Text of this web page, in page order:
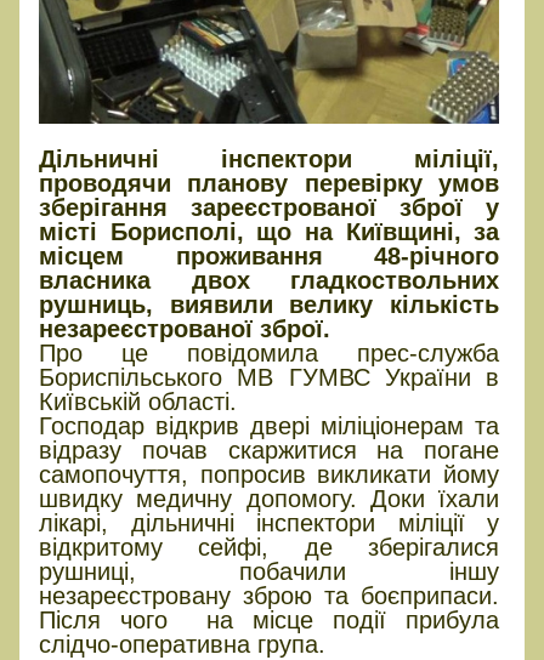
Дільничні інспектори міліції,
проводячи планову перевірку умов
зберігання зареєстрованої зброї у
місті Борисполі, що на Київщині, за
місцем проживання 48-річного
власника двох гладкоствольних
рушниць, виявили велику кількість
незареєстрованої зброї.
Про це повідомила прес-служба
Бориспільського МВ ГУМВС України в
Київській області.
Господар відкрив двері міліціонерам та
відразу почав скаржитися на погане
самопочуття, попросив викликати йому
швидку медичну допомогу. Доки їхали
лікарі, дільничні інспектори міліції у
відкритому сейфі, де зберігалися
рушниці, побачили іншу
незареєстровану зброю та боєприпаси.
Після чого на місце події прибула
слідчо-оперативна група.